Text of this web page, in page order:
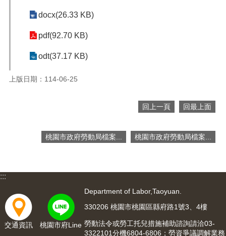
政
府
用
回
首
頁
docx(26.33 KB)
pdf(92.70 KB)
odt(37.17 KB)
上版日期：114-06-25
回上一頁 回最上面
桃園市政府勞動局檔案... 桃園市政府勞動局檔案...
:::
交通資訊 桃園市府Line
Department of Labor,Taoyuan.
330206 桃園市桃園區縣府路1號3、4樓
勞動法令或勞工托兒措施補助諮詢請洽03-
3322101分機6804-6806；勞資爭議調解業務